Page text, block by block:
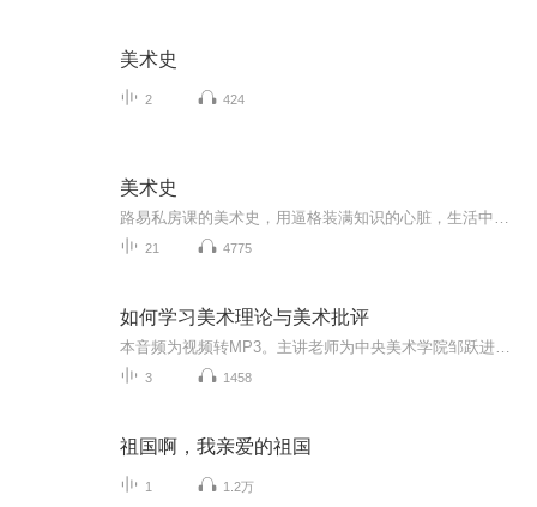
美术史
2 424
美术史
21 4775
如何学习美术理论与美术批评
3 1458
祖国啊，我亲爱的祖国
1 1.2万